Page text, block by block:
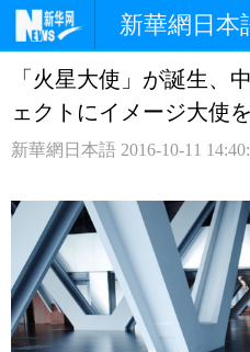
新華網日本
ホームページ 政
中日対訳
「火星大使」が誕生、
ェクトにイメージ大使
新華網日本語 2016-10-11